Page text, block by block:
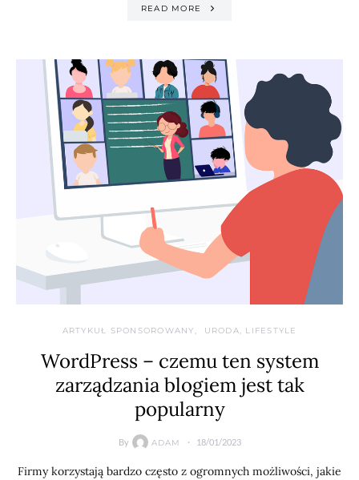
READ MORE
ARTYKUŁ SPONSOROWANY URODA, LIFESTYLE
WordPress – czemu ten system
zarządzania blogiem jest tak
popularny
By ADAM 18/01/2023
Firmy korzystają bardzo często z ogromnych możliwości, jakie